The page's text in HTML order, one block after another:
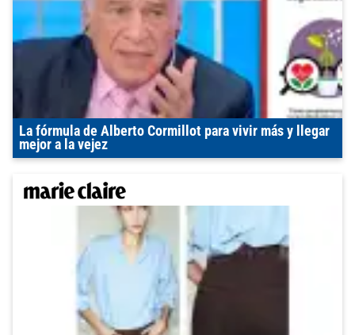
La fórmula de Alberto Cormillot para vivir más y llegar
mejor a la vejez